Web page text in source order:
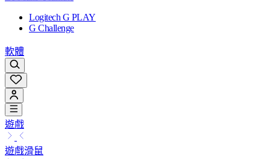
Logitech G PLAY
G Challenge
軟體
遊戲
遊戲滑鼠